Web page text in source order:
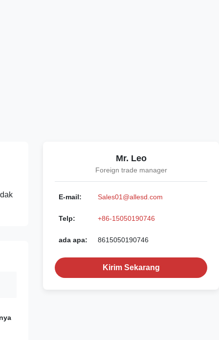
Mr. Leo
Foreign trade manager
E-mail: Sales01@allesd.com
Telp: +86-15050190746
ada apa: 8615050190746
Kirim Sekarang